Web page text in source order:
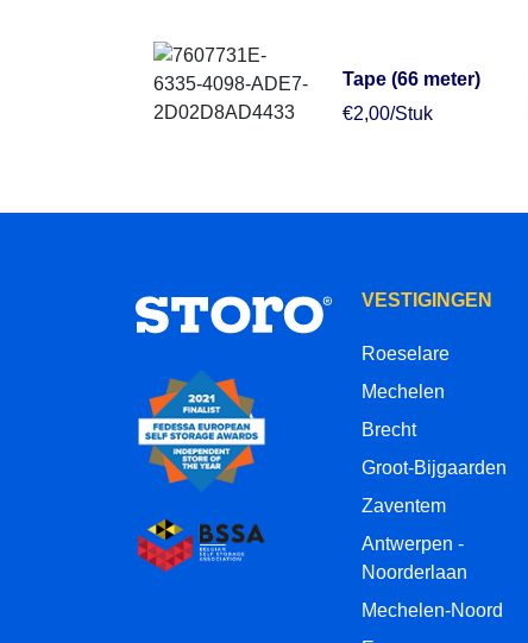
Tape (66 meter)
€2,00/Stuk
VESTIGINGEN
Roeselare
Mechelen
Brecht
Groot-Bijgaarden
Zaventem
Antwerpen -
Noorderlaan
Mechelen-Noord